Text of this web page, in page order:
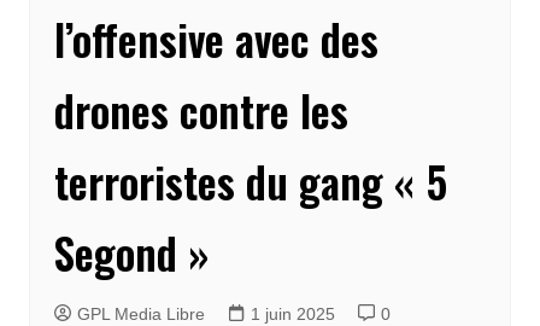
l’offensive avec des
drones contre les
terroristes du gang « 5
Segond »
GPL Media Libre 1 juin 2025 0